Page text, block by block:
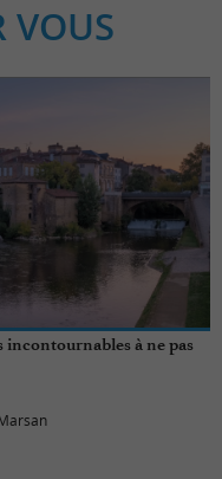
VOUS
incontournables à ne pas